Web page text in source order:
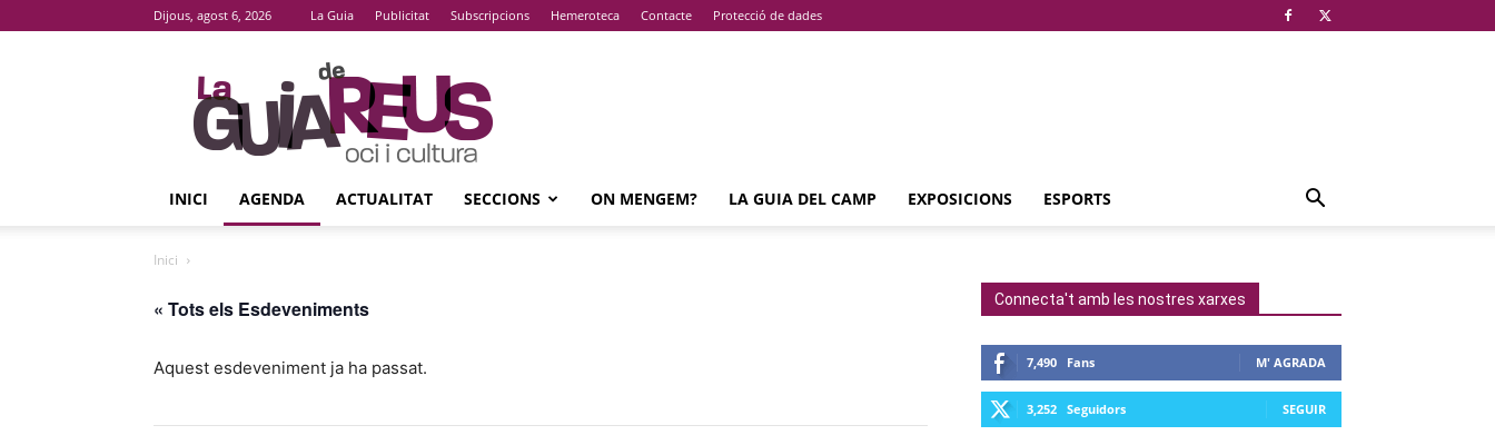
Dijous, agost 6, 2026 La Guia Publicitat Subscripcions Hemeroteca Contacte Protecció de dades
La
Guia
De
Reus
INICI AGENDA ACTUALITAT SECCIONS ON MENGEM? LA GUIA DEL CAMP EXPOSICIONS ESPORTS
Inici
« Tots els Esdeveniments
Aquest esdeveniment ja ha passat.
Connecta't amb les nostres xarxes
7,490 Fans M' AGRADA
3,252 Seguidors SEGUIR